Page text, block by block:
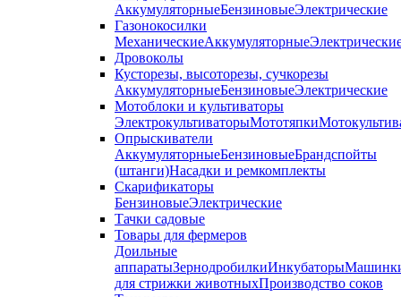
АккумуляторныеБензиновыеЭлектрические
Газонокосилки
МеханическиеАккумуляторные
Дровоколы
Кусторезы, высоторезы, сучкорезы
АккумуляторныеБензиновыеЭлектрические
Мотоблоки и культиваторы
ЭлектрокультиваторыМототяпки
Опрыскиватели
АккумуляторныеБензиновыеБрандспойты
(штанги)Насадки и ремкомплекты
Скарификаторы
БензиновыеЭлектрические
Тачки садовые
Товары для фермеров
Доильные
аппаратыЗернодробилкиИнкубаторы
для стрижки животныхПроизводство соков